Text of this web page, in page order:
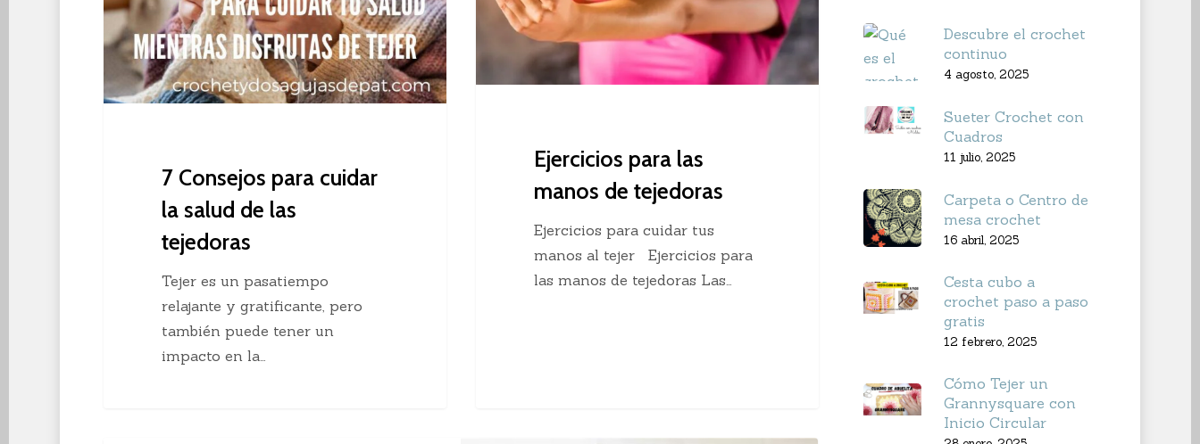
salud
de
tejedoras
7 Consejos para cuidar
la salud de las
tejedoras
Tejer es un pasatiempo
relajante y gratificante, pero
también puede tener un
impacto en la…
tejedoras
Ejercicios para las
manos de tejedoras
Ejercicios para cuidar tus
manos al tejer Ejercicios para
las manos de tejedoras Las…
Descubre el crochet
continuo
4 agosto, 2025
Sueter Crochet con
Cuadros
11 julio, 2025
Carpeta o Centro de
mesa crochet
16 abril, 2025
Cesta cubo a
crochet paso a paso
gratis
12 febrero, 2025
Cómo Tejer un
Grannysquare con
Inicio Circular